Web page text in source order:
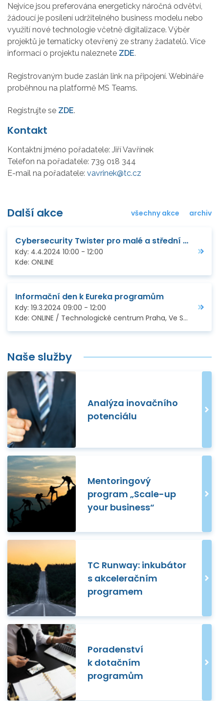
Nejvíce jsou preferována energeticky náročná odvětví,
žádoucí je posílení udržitelného business modelu nebo
využití nové technologie včetně digitalizace. Výběr
projektů je tematicky otevřený ze strany žadatelů. Více
informací o projektu naleznete ZDE.
Registrovaným bude zaslán link na připojení. Webináře
proběhnou na platformě MS Teams.
Registrujte se ZDE.
Kontakt
Kontaktní jméno pořadatele: Jiří Vavřínek
Telefon na pořadatele: 739 018 344
E-mail na pořadatele: vavrinek@tc.cz
Další akce všechny akce archiv
Cybersecurity Twister pro malé a střední podniky
Kdy: 4.4.2024 10:00 - 12:00
Kde: ONLINE
Informační den k Eureka programům
Kdy: 19.3.2024 09:00 - 12:00
Kde: ONLINE / Technologické centrum Praha, Ve Struhách 27, Praha 6
Naše služby
Analýza inovačního
potenciálu
Mentoringový
program „Scale-up
your business“
TC Runway: inkubátor
s akceleračním
programem
Poradenství
k dotačním
programům